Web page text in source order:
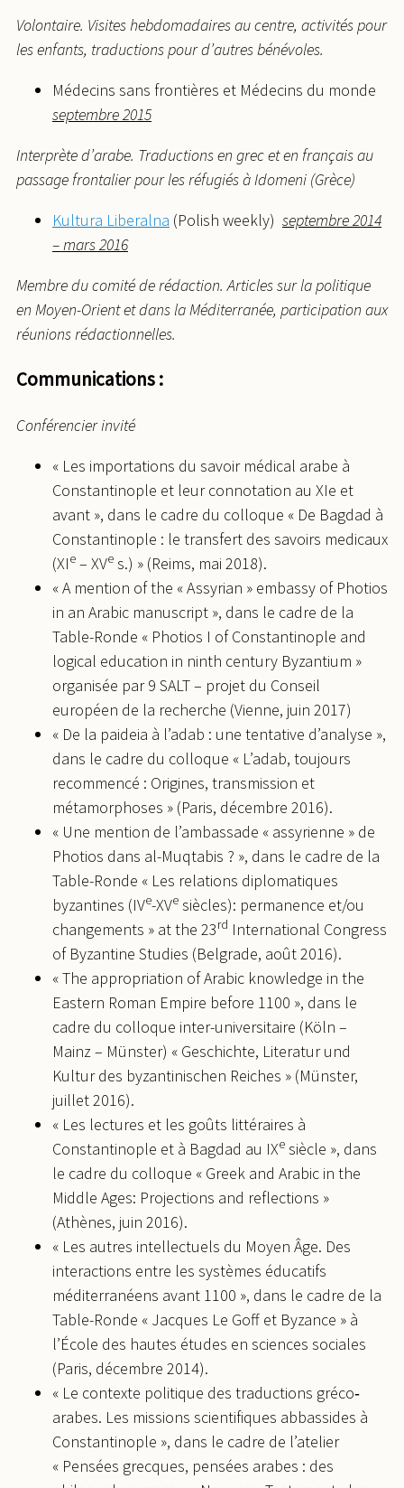
Volontaire. Visites hebdomadaires au centre, activités pour
les enfants, traductions pour d’autres bénévoles.
Médecins sans frontières et Médecins du monde
septembre 2015
Interprète d’arabe. Traductions en grec et en français au
passage frontalier pour les réfugiés à Idomeni (Grèce)
Kultura Liberalna (Polish weekly) septembre 2014
– mars 2016
Membre du comité de rédaction. Articles sur la politique
en Moyen-Orient et dans la Méditerranée, participation aux
réunions rédactionnelles.
Communications :
Conférencier invité
« Les importations du savoir médical arabe à
Constantinople et leur connotation au XIe et
avant », dans le cadre du colloque « De Bagdad à
Constantinople : le transfert des savoirs medicaux
(XIe – XVe s.) » (Reims, mai 2018).
« A mention of the « Assyrian » embassy of Photios
in an Arabic manuscript », dans le cadre de la
Table-Ronde « Photios I of Constantinople and
logical education in ninth century Byzantium »
organisée par 9 SALT – projet du Conseil
européen de la recherche (Vienne, juin 2017)
« De la paideia à l’adab : une tentative d’analyse »,
dans le cadre du colloque « L’adab, toujours
recommencé : Origines, transmission et
métamorphoses » (Paris, décembre 2016).
« Une mention de l’ambassade « assyrienne » de
Photios dans al-Muqtabis ? », dans le cadre de la
Table-Ronde « Les relations diplomatiques
byzantines (IVe-XVe siècles): permanence et/ou
changements » at the 23rd International Congress
of Byzantine Studies (Belgrade, août 2016).
« The appropriation of Arabic knowledge in the
Eastern Roman Empire before 1100 », dans le
cadre du colloque inter-universitaire (Köln –
Mainz – Münster) « Geschichte, Literatur und
Kultur des byzantinischen Reiches » (Münster,
juillet 2016).
« Les lectures et les goûts littéraires à
Constantinople et à Bagdad au IXe siècle », dans
le cadre du colloque « Greek and Arabic in the
Middle Ages: Projections and reflections »
(Athènes, juin 2016).
« Les autres intellectuels du Moyen Âge. Des
interactions entre les systèmes éducatifs
méditerranéens avant 1100 », dans le cadre de la
Table-Ronde « Jacques Le Goff et Byzance » à
l’École des hautes études en sciences sociales
(Paris, décembre 2014).
« Le contexte politique des traductions gréco‐
arabes. Les missions scientifiques abbassides à
Constantinople », dans le cadre de l’atelier
« Pensées grecques, pensées arabes : des